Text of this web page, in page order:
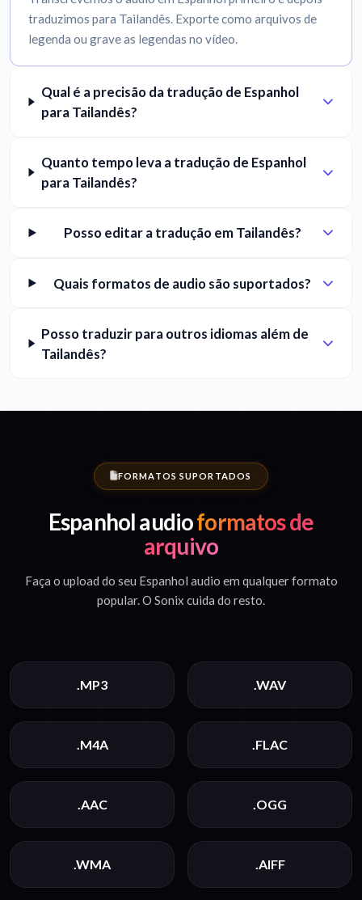
traduzimos para Tailandês. Exporte como arquivos de
legenda ou grave as legendas no vídeo.
Qual é a precisão da tradução de Espanhol
para Tailandês?
Quanto tempo leva a tradução de Espanhol
para Tailandês?
Posso editar a tradução em Tailandês?
Quais formatos de audio são suportados?
Posso traduzir para outros idiomas além de
Tailandês?
FORMATOS SUPORTADOS
Espanhol audioformatos de
arquivo
Faça o upload do seu Espanhol audio em qualquer formato
popular. O Sonix cuida do resto.
.MP3 .WAV
.M4A .FLAC
.AAC .OGG
.WMA .AIFF